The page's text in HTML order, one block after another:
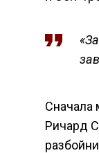
Сначала
Ричард